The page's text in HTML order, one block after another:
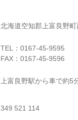
北海道空知郡上富良野
TEL：0167-45-9595
FAX：0167-45-9596
上富良野駅から車で約5
349 521 114